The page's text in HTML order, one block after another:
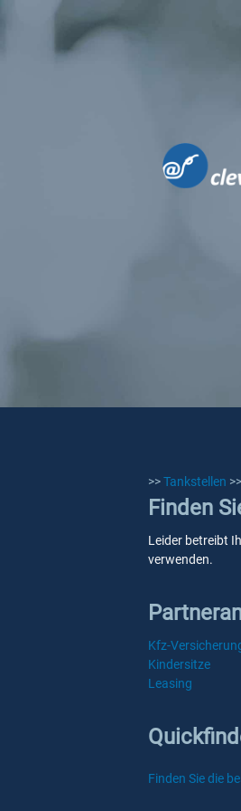
>>Tankstellen >>
Finden
Leider betreibt
verwenden.
Kfz-
Kindersitze
Leasing
Finden Sie die